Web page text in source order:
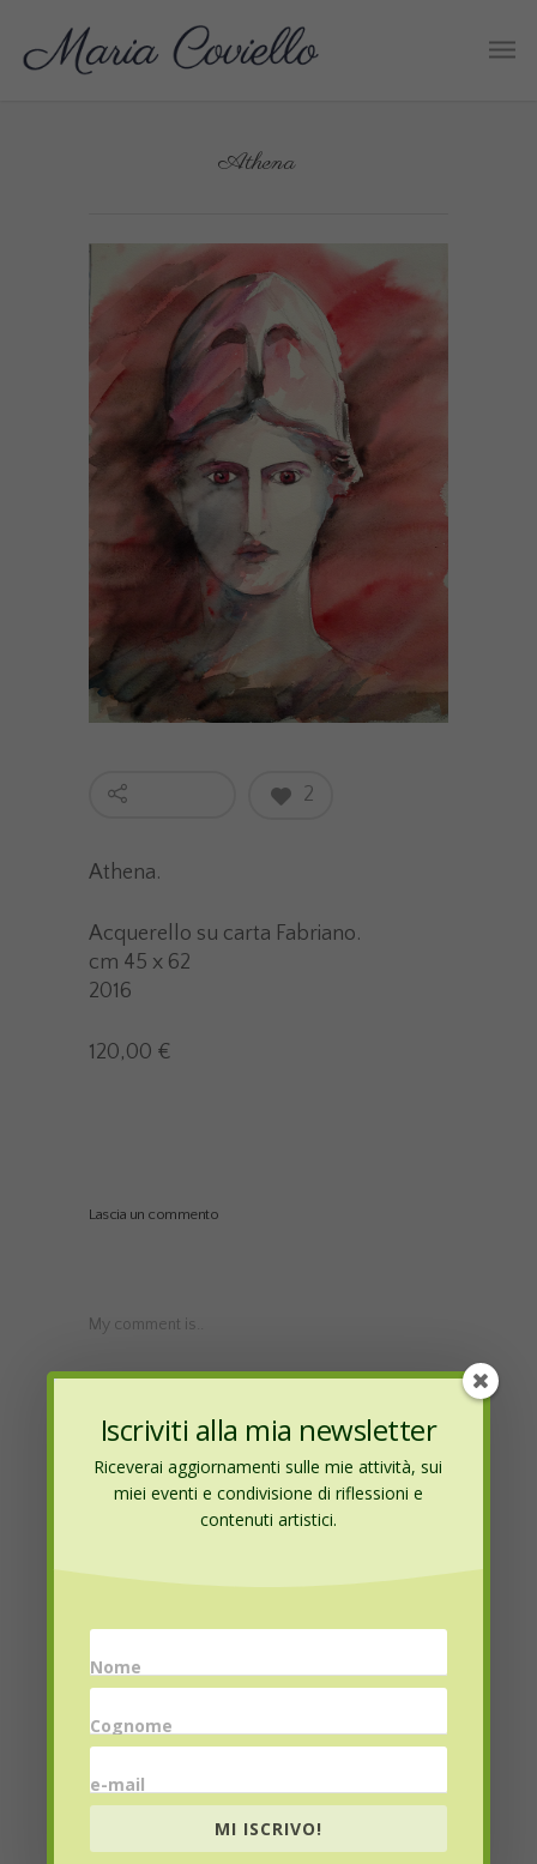
Athena
2
Athena.
Acquerello su carta Fabriano.
cm 45 x 62
2016
120,00 €
Lascia un commento
My comment is..
Email*
Website
Iscriviti alla mia newsletter
Riceverai aggiornamenti sulle mie attività, sui
miei eventi e condivisione di riflessioni e
contenuti artistici.
Nome
Cognome
e-mail
MI ISCRIVO!